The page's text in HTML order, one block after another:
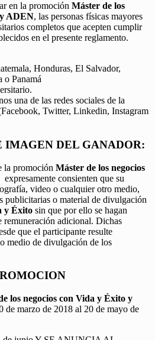
en la promoción Máster de los
ADEN, las personas físicas mayores
completos que acepten cumplir
en el presente reglamento.
Honduras, El Salvador,
o Panamá
una de las redes sociales de la
Twitter, Linkedin, Instagram
IMAGEN DEL GANADOR:
la promoción Máster de los negocios
expresamente consienten que su
video o cualquier otro medio,
publicitarias o material de divulgación
y Éxito sin que por ello se hagan
remuneración adicional. Dichas
que el participante resulte
medio de divulgación de los
los negocios con Vida y Éxito y
de marzo de 2018 al 20 de mayo de